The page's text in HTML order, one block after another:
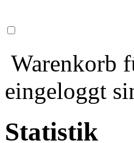
Warenkorb
eingeloggt
Statistik